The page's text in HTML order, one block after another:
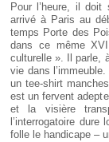
Pour l’heure, il
arrivé à Paris au
temps Porte des
dans ce même
culturelle ». Il parle,
vie dans
un tee-shirt
est un fervent
et la visière
l’interrogatoire
folle le handicape –